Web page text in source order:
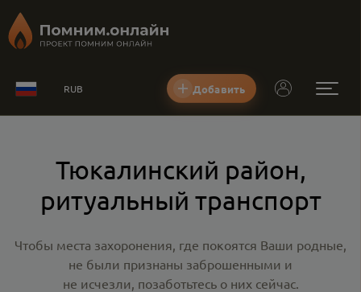
RUB Добавить
Тюкалинский район,
ритуальный транспорт
Чтобы места захоронения, где покоятся Ваши родные,
не были признаны заброшенными и
не исчезли, позаботьтесь о них сейчас.